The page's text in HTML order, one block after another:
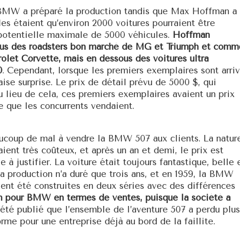
a préparé la production tandis que Max Hoffman a
étaient qu’environ 2000 voitures pourraient être
maximale de 5000 véhicules. Hoffman
des roadsters bon marché de MG et Triumph et
Corvette, mais en dessous des voitures ultra
. Cependant, lorsque les premiers exemplaires sont
surprise. Le prix de détail prévu de 5000 $, qui
de cela, ces premiers exemplaires avaient un prix
que les concurrents vendaient.
de mal à vendre la BMW 507 aux clients. La
très coûteux, et après un an et demi, le prix est
à justifier. La voiture était toujours fantastique, belle
n’a duré que trois ans, et en 1959, la BMW
été construites en deux séries avec des différences
pour BMW en termes de ventes, puisque la société a
publié que l’ensemble de l’aventure 507 a perdu plus
pour une entreprise déjà au bord de la faillite.